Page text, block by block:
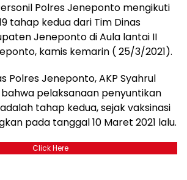
Polres Jeneponto mengikuti
tahap kedua dari Tim Dinas
Jeneponto di Aula lantai II
kamis kemarin ( 25/3/2021).
Polres Jeneponto, AKP Syahrul
pelaksanaan penyuntikan
tahap kedua, sejak vaksinasi
pada tanggal 10 Maret 2021 lalu.
Click Here